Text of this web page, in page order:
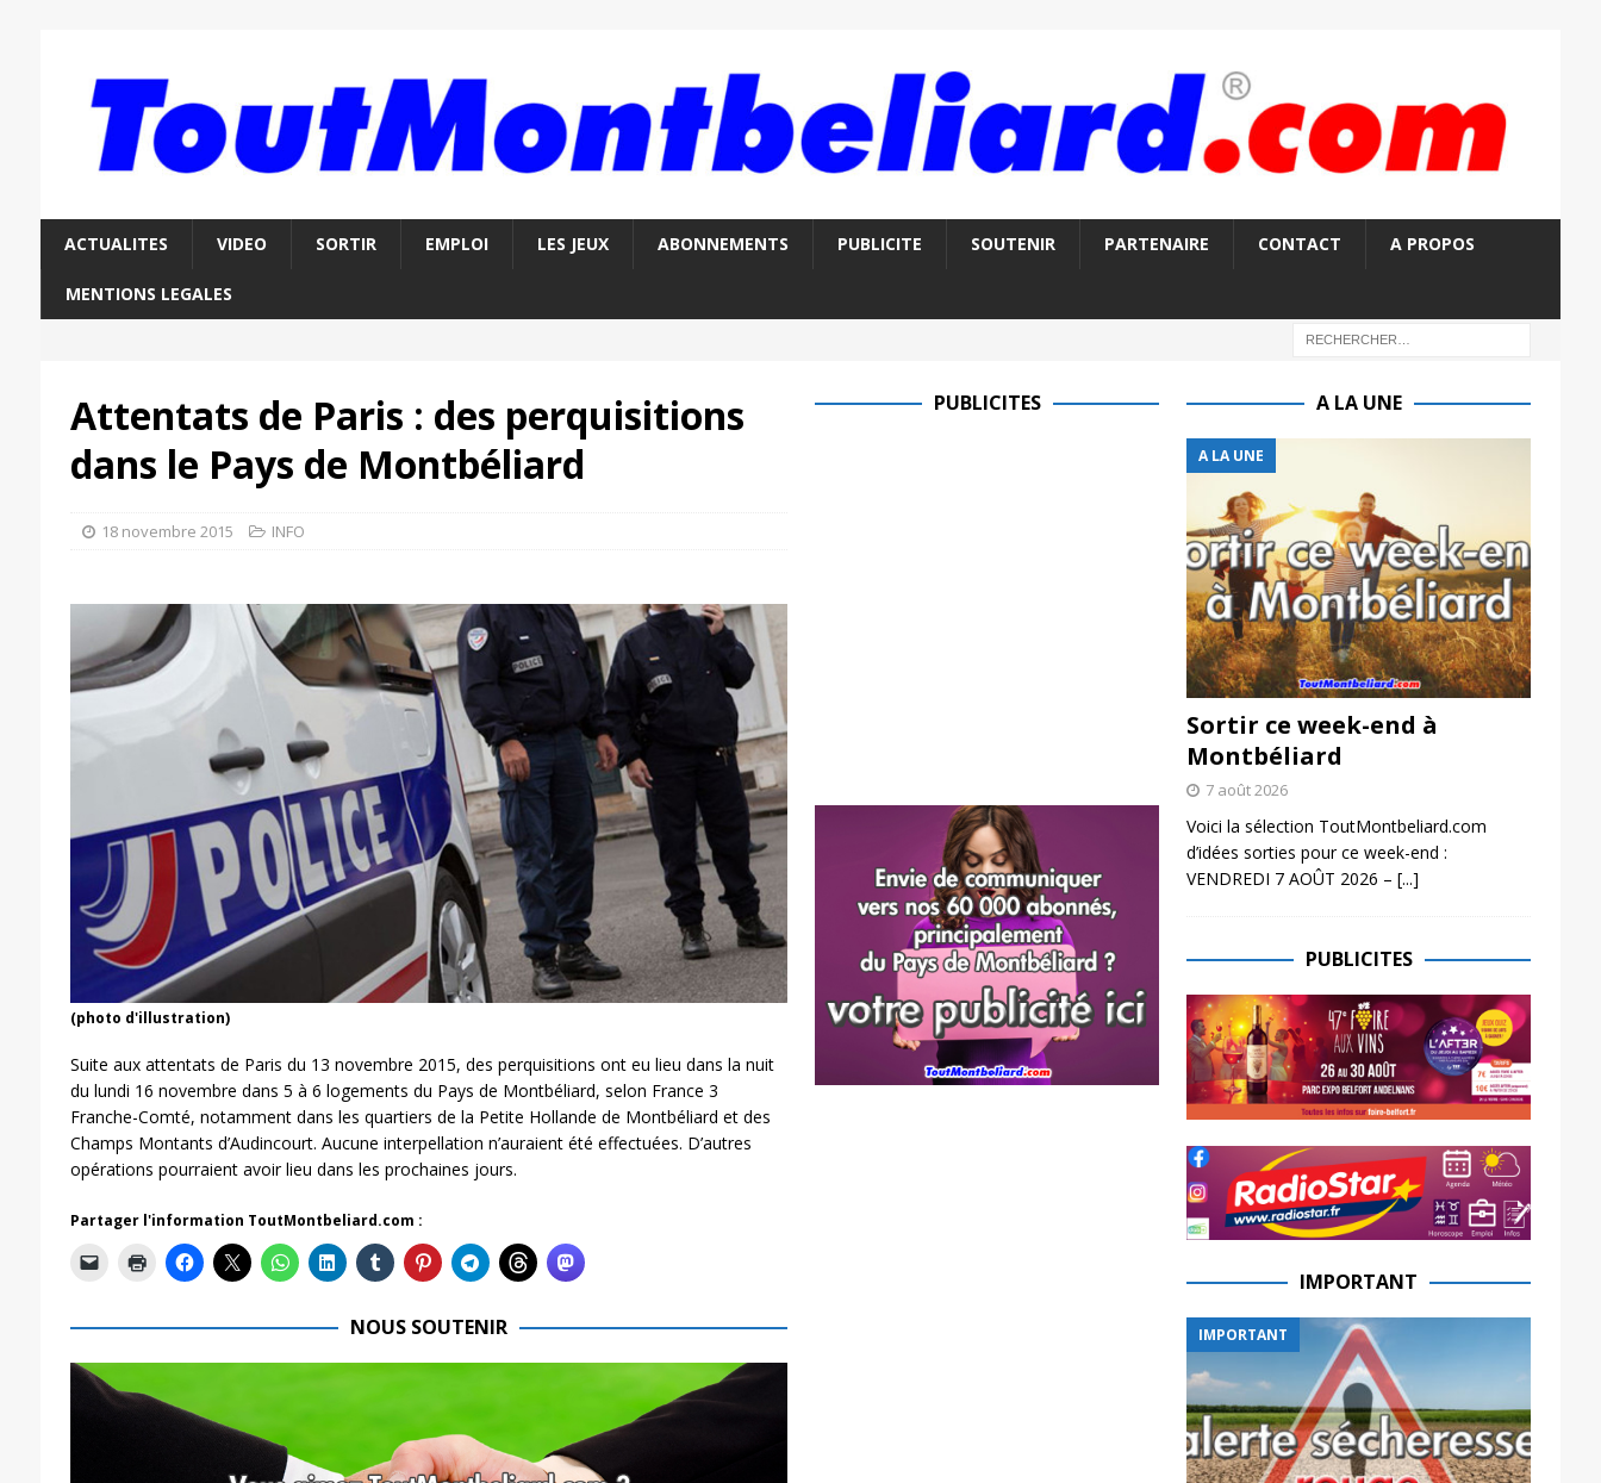
ACTUALITES VIDEO SORTIR EMPLOI LES JEUX ABONNEMENTS PUBLICITE SOUTENIR PARTENAIRE CONTACT A PROPOS
MENTIONS LEGALES
Attentats de Paris : des perquisitions
dans le Pays de Montbéliard
18 novembre 2015 INFO
(photo d'illustration)
Suite aux attentats de Paris du 13 novembre 2015, des perquisitions ont eu lieu dans la nuit
du lundi 16 novembre dans 5 à 6 logements du Pays de Montbéliard, selon France 3
Franche-Comté, notamment dans les quartiers de la Petite Hollande de Montbéliard et des
Champs Montants d’Audincourt. Aucune interpellation n’auraient été effectuées. D’autres
opérations pourraient avoir lieu dans les prochaines jours.
Partager l'information ToutMontbeliard.com :
NOUS SOUTENIR
PUBLICITES A LA UNE
A LA UNE
Sortir ce week-end à
Montbéliard
7 août 2026
Voici la sélection ToutMontbeliard.com
d’idées sorties pour ce week-end :
VENDREDI 7 AOÛT 2026 – [...]
PUBLICITES
IMPORTANT
IMPORTANT